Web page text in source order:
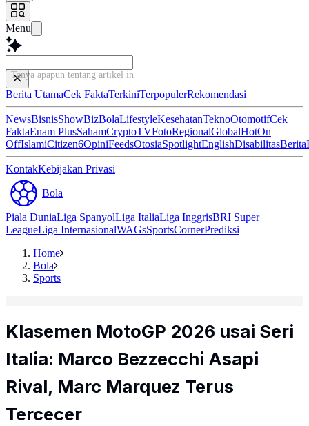
Menu
Tanya apapun tentang artikel ini...
Berita UtamaCek FaktaTerkiniTerpopulerRekomendasi
NewsBisnisShowBizBolaLifestyleKesehatanTeknoOtomotifCek
FaktaEnam PlusSahamCryptoTVFotoRegionalGlobalHotOn
OffIslamiCitizen6OpiniFeedsOtosiaSpotlightEnglishDisabilitasBerita
KontakKebijakan Privasi
Bola
Piala DuniaLiga SpanyolLiga ItaliaLiga InggrisBRI Super
LeagueLiga InternasionalWAGsSportsCornerPrediksi
Home
Bola
Sports
Klasemen MotoGP 2026 usai Seri
Italia: Marco Bezzecchi Asapi
Rival, Marc Marquez Terus
Tercecer